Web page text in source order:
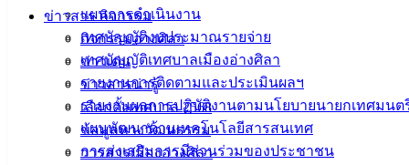
แผนการดำเนินงาน
เทศบัญญัติงบประมาณรายจ่าย
เทศบัญญัติเทศบาลเมืองอ่างศิลา
รายงานการติดตามและประเมินผลฯ
รายงานผลการปฏิบัติงานตามนโยบายนายกเทศมนต
แผนพัฒนาด้านเทคโนโลยีสารสนเทศ
การส่งเสริมการมีส่วนร่วมของประชาชน
ข่าวสาร กิจกรรม
กิจกรรมอ่างศิลา
ข่าวเด่น
ข่าวสารน่ารู้
เลือกตั้งเทศบาล 2568
ข้อมูลทางวัฒนธรรม
วารสารเมืองอ่างศิลา
038-
142-100-104
บริการ
ประชาชน